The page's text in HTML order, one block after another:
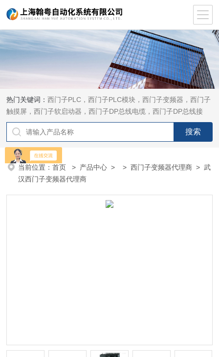
热门关键词：西门子PLC，西门子PLC模块，西门子变频器，西门子
触摸屏，西门子软启动器，西门子DP总线电缆，西门子DP总线接
头，西门子CP通讯网卡，西门子数控系统及停产备件
当前位置：首页 > 产品中心 > >西门子变频器代理商 > 武
汉西门子变频器代理商